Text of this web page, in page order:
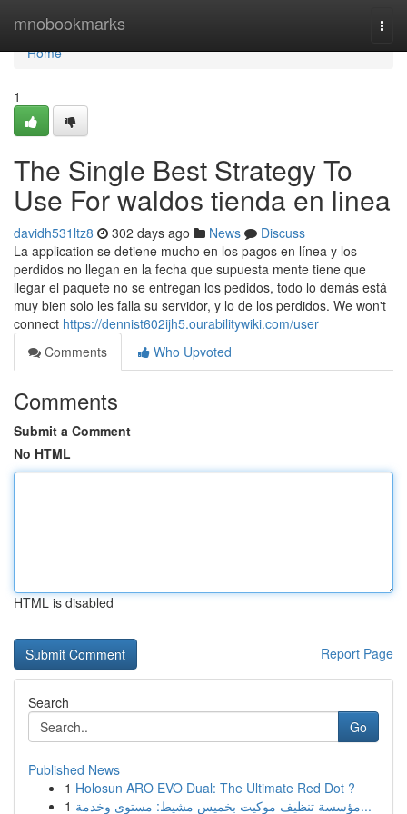
mnobookmarks
Home
Home
1
The Single Best Strategy To
Use For waldos tienda en linea
davidh531ltz8 302 days ago News
Discuss
La application se detiene mucho en los pagos en línea y los
perdidos no llegan en la fecha que supuesta mente tiene que
llegar el paquete no se entregan los pedidos, todo lo demás está
muy bien solo les falla su servidor, y lo de los perdidos. We won't
connect https://dennist602ijh5.ourabilitywiki.com/user
Comments
Who Upvoted
Comments
Submit a Comment
No HTML
HTML is disabled
Report Page
Search
Go
Published News
1 Holosun ARO EVO Dual: The Ultimate Red Dot ?
1
مؤسسة تنظيف موكيت بخميس مشيط: مستوى وخدمة...